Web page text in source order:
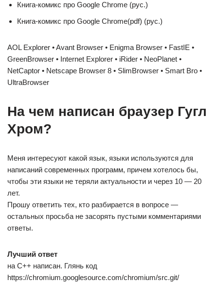
Книга-комикс про Google Chrome (рус.)
Книга-комикс про Google Chrome(pdf) (рус.)
AOL Explorer • Avant Browser • Enigma Browser • FastIE •
GreenBrowser • Internet Explorer • iRider • NeoPlanet •
NetCaptor • Netscape Browser 8 • SlimBrowser • Smart Bro •
UltraBrowser
На чем написан браузер Гугл
Хром?
Меня интересуют какой язык, языки используются для
написаний современных программ, причем хотелось бы,
чтобы эти языки не теряли актуальности и через 10 — 20
лет.
Прошу ответить тех, кто разбирается в вопросе —
остальных просьба не засорять пустыми комментариями
ответы.
Лучший ответ
на С++ написан. Глянь код
https://chromium.googlesource.com/chromium/src.git/